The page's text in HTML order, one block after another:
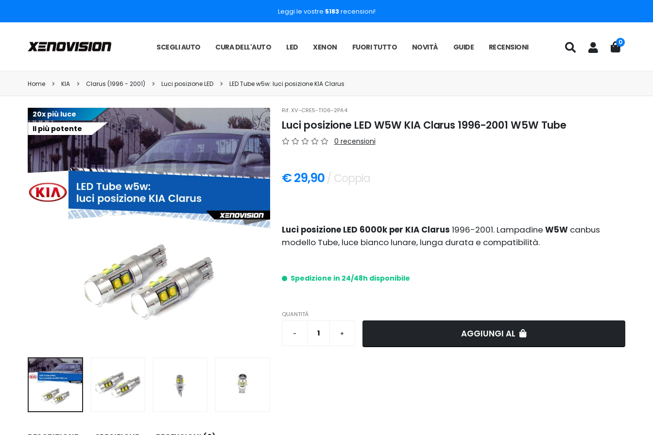
Leggi le vostre 5183recensioni!
SCEGLI AUTO CURA DELL'AUTO LED XENON FUORI TUTTO NOVITÀ GUIDE RECENSIONI
0
Home KIA Clarus (1996 - 2001) Luci posizione LED LED Tube w5w: luci posizione KIA Clarus
20x più luce
Il più potente
Rif.XV-CRE5-T106-2PA4
Luci posizione LED W5W KIA Clarus 1996-2001 W5W Tube
0 recensioni
€ 29,90 / Coppia
Luci posizione LED 6000k per KIA Clarus 1996-2001. Lampadine W5Wcanbus
modello Tube, luce bianco lunare, lunga durata e compatibilità.
Spedizione in 24/48h disponibile
QUANTITÀ
AGGIUNGI AL